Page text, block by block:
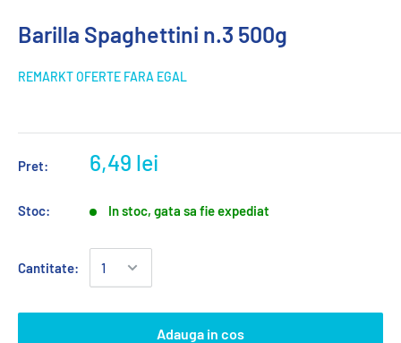
Barilla Spaghettini n.3 500g
REMARKT OFERTE FARA EGAL
Pret: 6,49 lei
Stoc: In stoc, gata sa fie expediat
Cantitate:
Adauga in cos